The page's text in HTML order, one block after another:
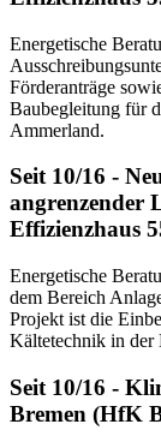
Energetische
Förderanträge
Baubegleitung für
Ammerland.
Seit 10/16 -
angrenzender
Effizienzhaus
Energetische
dem Bereich
Projekt ist die
Kältetechnik in der
Seit 10/16 -
Bremen (HfK